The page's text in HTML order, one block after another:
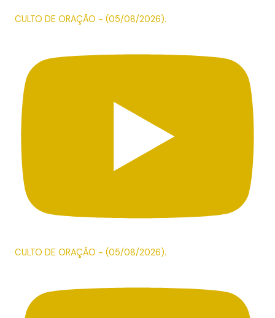
CULTO DE ORAÇÃO - (05/08/2026).
CULTO DE ORAÇÃO - (05/08/2026).